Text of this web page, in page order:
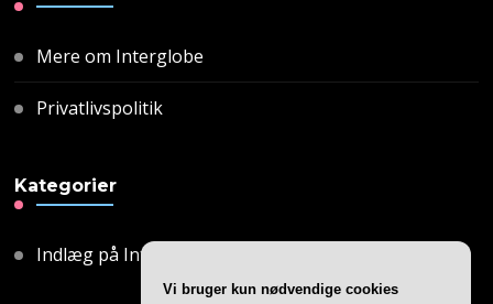
Mere om Interglobe
Privatlivspolitik
Kategorier
Indlæg på Interglobe
Vi bruger kun nødvendige cookies